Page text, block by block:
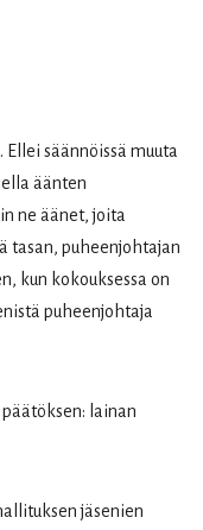
säännöissä muuta
äänten
ne äänet, joita
tasan, puheenjohtajan
kun kokouksessa on
puheenjohtaja
lainan
jäsenien